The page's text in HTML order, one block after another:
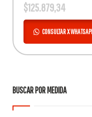
$125.879,34
CONSULTAR X
BUSCAR POR MEDIDA